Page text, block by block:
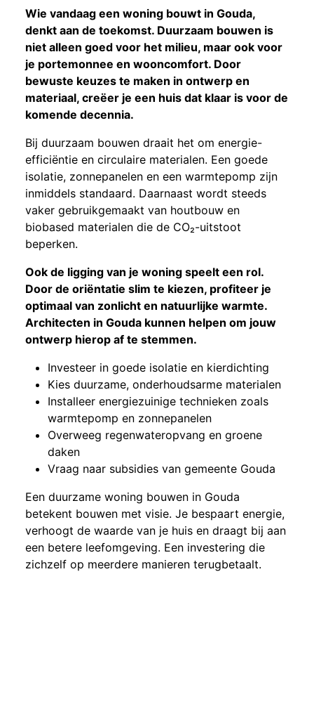
Wie vandaag een woning bouwt in Gouda,
denkt aan de toekomst. Duurzaam bouwen is
niet alleen goed voor het milieu, maar ook voor
je portemonnee en wooncomfort. Door
bewuste keuzes te maken in ontwerp en
materiaal, creëer je een huis dat klaar is voor de
komende decennia.
Bij duurzaam bouwen draait het om energie-
efficiëntie en circulaire materialen. Een goede
isolatie, zonnepanelen en een warmtepomp zijn
inmiddels standaard. Daarnaast wordt steeds
vaker gebruikgemaakt van houtbouw en
biobased materialen die de CO₂-uitstoot
beperken.
Ook de ligging van je woning speelt een rol.
Door de oriëntatie slim te kiezen, profiteer je
optimaal van zonlicht en natuurlijke warmte.
Architecten in Gouda kunnen helpen om jouw
ontwerp hierop af te stemmen.
Investeer in goede isolatie en kierdichting
Kies duurzame, onderhoudsarme materialen
Installeer energiezuinige technieken zoals
warmtepomp en zonnepanelen
Overweeg regenwateropvang en groene
daken
Vraag naar subsidies van gemeente Gouda
Een duurzame woning bouwen in Gouda
betekent bouwen met visie. Je bespaart energie,
verhoogt de waarde van je huis en draagt bij aan
een betere leefomgeving. Een investering die
zichzelf op meerdere manieren terugbetaalt.